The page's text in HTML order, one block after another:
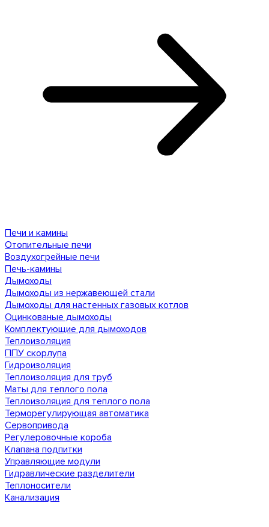
Печи и камины
Отопительные печи
Воздухогрейные печи
Печь-камины
Дымоходы
Дымоходы из нержавеющей стали
Дымоходы для настенных газовых котлов
Оцинкованые дымоходы
Комплектующие для дымоходов
Теплоизоляция
ППУ скорлупа
Гидроизоляция
Теплоизоляция для труб
Маты для теплого пола
Теплоизоляция для теплого пола
Терморегулирующая автоматика
Сервопривода
Регулеровочные короба
Клапана подпитки
Управляющие модули
Гидравлические разделители
Теплоносители
Канализация